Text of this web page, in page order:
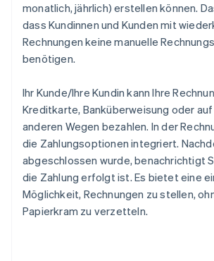
monatlich, jährlich) erstellen können.
dass Kundinnen und Kunden mit
Rechnungen keine manuelle
benötigen.
Ihr Kunde/Ihre Kundin kann Ihre
Kreditkarte, Banküberweisung oder
anderen Wegen bezahlen. In der
die Zahlungsoptionen integriert.
abgeschlossen wurde, benachrichtigt
die Zahlung erfolgt ist. Es bietet eine
Möglichkeit, Rechnungen zu stellen,
Papierkram zu verzetteln.